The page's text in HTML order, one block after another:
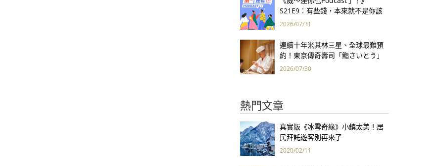
S21E9：有些錢，本來就不是你該
賺的——讀《一個投機者的告白》
2026/07/31
連續十年米其林三星、全球最難預
約！東京傳奇壽司「鮨さいとう」
為何破例首度來台？
2026/07/30
熱門文章
真實版《冰雪奇緣》小鎮太美！居
民拜託遊客別再來了
2020/02/11